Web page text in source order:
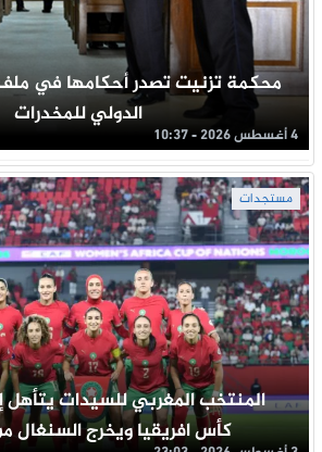
محكمة تزنيت تصدر أحكامها في
الدولي للمخدرات
4 أغسطس 2026 - 10:37
مستجدات
المنتخب المغربي للسيدات يتأهل
كأس افريقيا ويخرج السنغال